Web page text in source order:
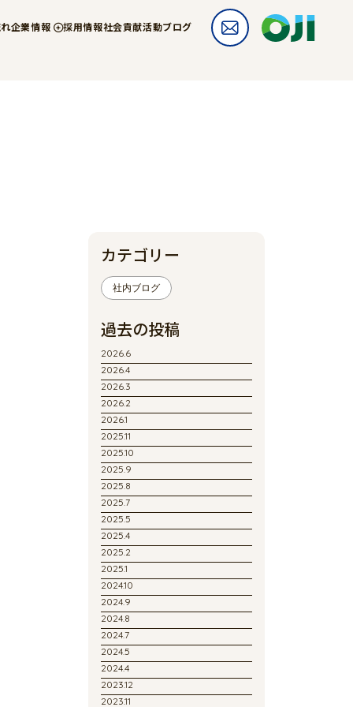
企業情報 採用情報社会貢献活動ブログ
カテゴリー
社内ブログ
過去の投稿
2026.6
2026.4
2026.3
2026.2
2026.1
2025.11
2025.10
2025.9
2025.8
2025.7
2025.5
2025.4
2025.2
2025.1
2024.10
2024.9
2024.8
2024.7
2024.5
2024.4
2023.12
2023.11